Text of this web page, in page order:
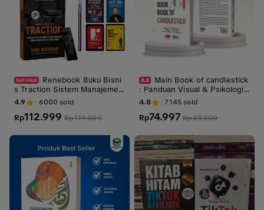
Renebook Buku Bisni
s Traction Sistem Manajemen
Praktis agar Bisnis Berjalan Si
stematis Gino Wickman
4.9 6000 sold
Rp112.999 Rp119.000
Main Book of candlestick
: Panduan Visual & Psikologis
Membaca Candlestick Untuk
Mencapai Profit Maksimal - Y
ash Media
4.8 7145sold
Rp74.997 Rp89.000